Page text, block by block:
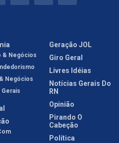
& Negócios
Negócios
Geração JOL
Giro Geral
Livres Idéias
Notícias Gerais Do
RN
Opinião
Pirando O
Cabeção
Política